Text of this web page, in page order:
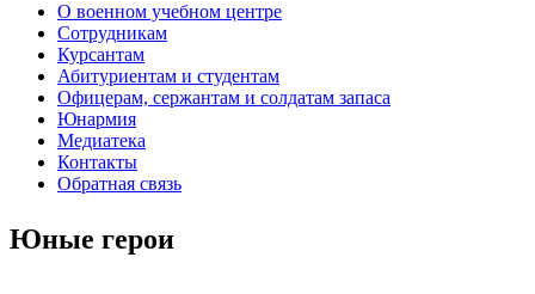
О военном учебном центре
Сотрудникам
Курсантам
Абитуриентам и студентам
Офицерам, сержантам и солдатам запаса
Юнармия
Медиатека
Контакты
Обратная связь
Юные герои